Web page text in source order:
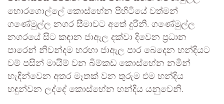
හොරගොල්ලේ කොස්හේන පිහිටියේ වත්මන්
ගණේමුල්ල නගර සීමාවට අතේ දුරිනි. ගණේමුල්ල
නගරයේ සිට කඳාන ජාඇල දක්වා දිවෙන ප්‍රධාන
පාරෙන් නිවන්දම හරහා ජාඇල පාර බෙදෙන හන්දියට
වම් පසින් මායිම් වන බිම්කඩ කොස්හේන නමින්
හැඳින්වෙන අතර මෑතක් වන තුරුම එම හන්දිය
හඳුන්වන ලද්දේ කොස්හේන හන්දිය යනුවෙනි.